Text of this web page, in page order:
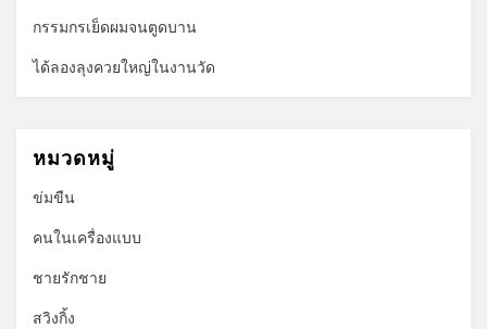
กรรมกรเย็ดผมจนตูดบาน
ได้ลองลุงควยใหญ่ในงานวัด
หมวดหมู่
ข่มขืน
คนในเครื่องแบบ
ชายรักชาย
สวิงกิ้ง